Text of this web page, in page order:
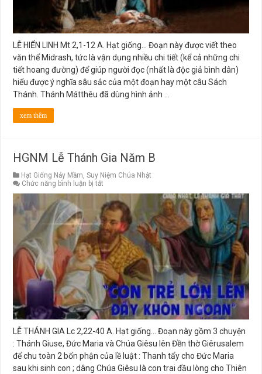
LỄ HIỂN LINH Mt 2,1-12 A. Hạt giống… Đoạn này được viết theo
văn thể Midrash, tức là vận dụng nhiều chi tiết (kể cả những chi
tiết hoang đường) để giúp người đọc (nhất là độc giả bình dân)
hiểu được ý nghĩa sâu sắc của một đoạn hay một câu Sách
Thánh. Thánh Mátthêu đã dùng hình ảnh …
xem thêm
HGNM Lễ Thánh Gia Năm B
Hạt Giống Nảy Mầm,Suy Niệm Chúa Nhật
Chức năng bình luận bị tắt
Lễ
Thánh
Gia
Năm
B
LỄ THÁNH GIA Lc 2,22-40 A. Hạt giống… Đoạn này gồm 3 chuyện
: Thánh Giuse, Đức Maria và Chúa Giêsu lên Đền thờ Giêrusalem
để chu toàn 2 bổn phận của lề luật : Thanh tẩy cho Đức Maria
sau khi sinh con ; dâng Chúa Giêsu là con trai đầu lòng cho Thiên